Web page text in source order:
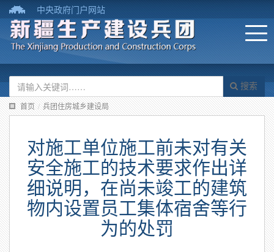
中央政府门户网站
搜索
首页 / 兵团住房城乡建设局
对施工单位施工前未对有关
安全施工的技术要求作出详
细说明，在尚未竣工的建筑
物内设置员工集体宿舍等行
为的处罚